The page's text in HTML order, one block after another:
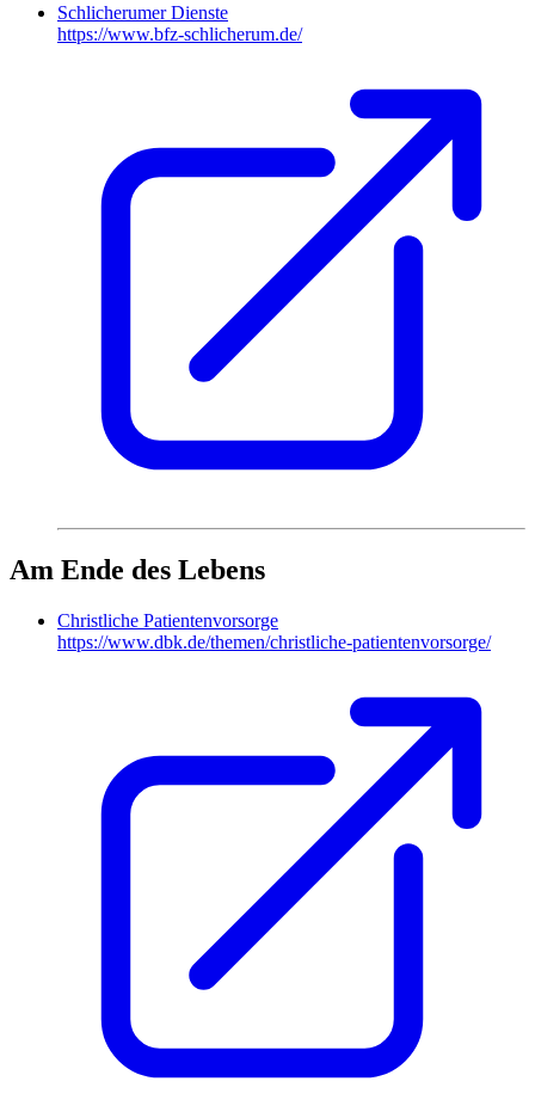
Schlicherumer Dienste
https://www.bfz-schlicherum.de/
Am Ende des Lebens
Christliche Patientenvorsorge
https://www.dbk.de/themen/christliche-patientenvorsorge/